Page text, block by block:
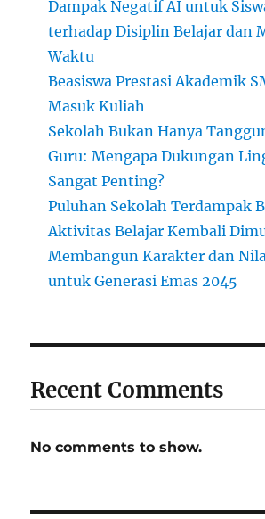
Dampak Negatif AI untuk
terhadap Disiplin Belajar dan
Waktu
Beasiswa Prestasi Akademik
Masuk Kuliah
Sekolah Bukan Hanya
Guru: Mengapa Dukungan
Sangat Penting?
Puluhan Sekolah Terdampak
Aktivitas Belajar Kembali
Membangun Karakter dan
untuk Generasi Emas 2045
Recent Comments
No comments to show.